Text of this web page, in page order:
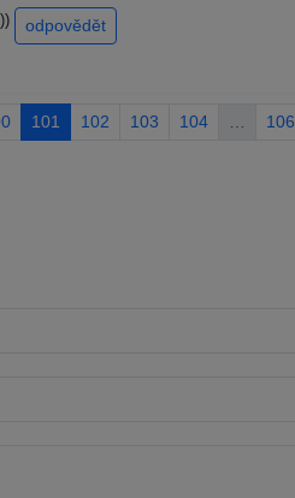
odpovědět
101 102 103 104 106